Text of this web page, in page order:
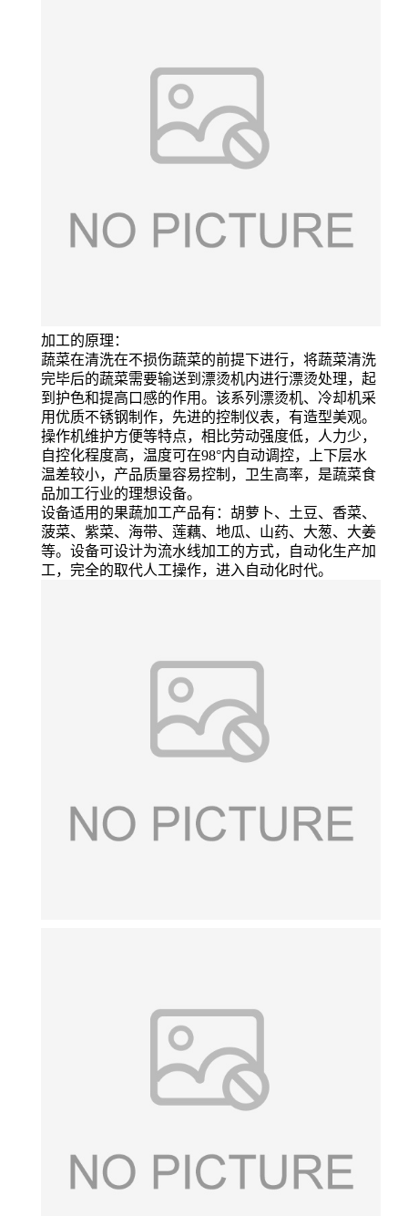
加工的原理：
蔬菜在清洗在不损伤蔬菜的前提下进行，将蔬菜清洗
完毕后的蔬菜需要输送到漂烫机内进行漂烫处理，起
到护色和提高口感的作用。该系列漂烫机、冷却机采
用优质不锈钢制作，先进的控制仪表，有造型美观。
操作机维护方便等特点，相比劳动强度低，人力少，
自控化程度高，温度可在98°内自动调控，上下层水
温差较小，产品质量容易控制，卫生高率，是蔬菜食
品加工行业的理想设备。
设备适用的果蔬加工产品有：胡萝卜、土豆、香菜、
菠菜、紫菜、海带、莲藕、地瓜、山药、大葱、大姜
等。设备可设计为流水线加工的方式，自动化生产加
工，完全的取代人工操作，进入自动化时代。